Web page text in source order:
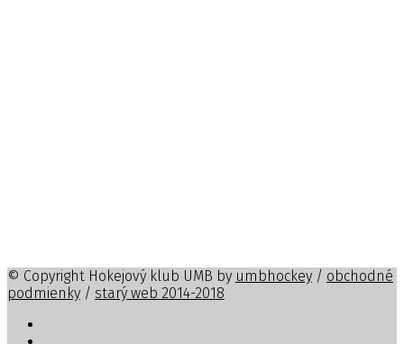
© Copyright Hokejový klub UMB by umbhockey / obchodné
podmienky / starý web 2014-2018